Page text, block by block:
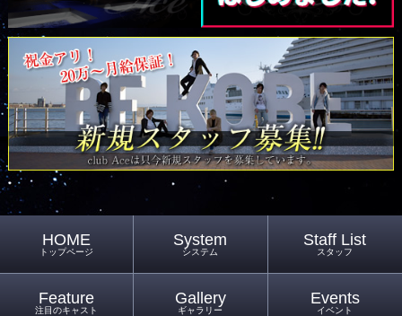
HOME
トップページ
System
システム
Staff List
スタッフ
Feature
注目のキャスト
Gallery
ギャラリー
Events
イベント